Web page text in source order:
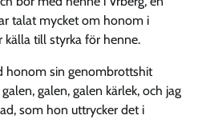
talat mycket om honom i
källa till styrka för henne.
honom sin genombrottshit
galen, galen kärlek, och jag
som hon uttrycker det i